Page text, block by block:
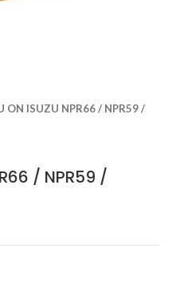
ON ISUZU NPR66 / NPR59 /
/ NPR59 /